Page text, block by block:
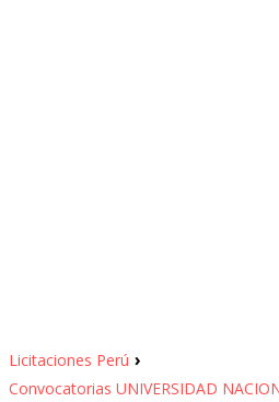
Licitaciones Perú ›
Convocatorias UNIVERSIDAD